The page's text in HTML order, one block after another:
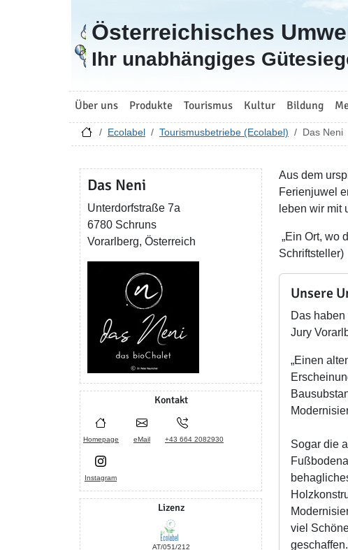
Zur Startseite
Österreichisches
Ihr unabhängiges
Über uns Produkte Tourismus Kultur Bildung
Ecolabel Tourismusbetriebe (Ecolabel) Das Neni
Das Neni
Unterdorfstraße 7a
6780 Schruns
Vorarlberg, Österreich
Kontakt
Homepage eMail +43 664 2082930
Instagram
Lizenz
AT/051/212
Aus dem
Ferienjuwel
leben wir mit
„Ein Ort, wo
Schriftsteller)
Unsere
Das
Jury
„Einen
Sogar die
viel